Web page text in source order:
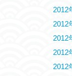
2012
2012
2012
2012
2012